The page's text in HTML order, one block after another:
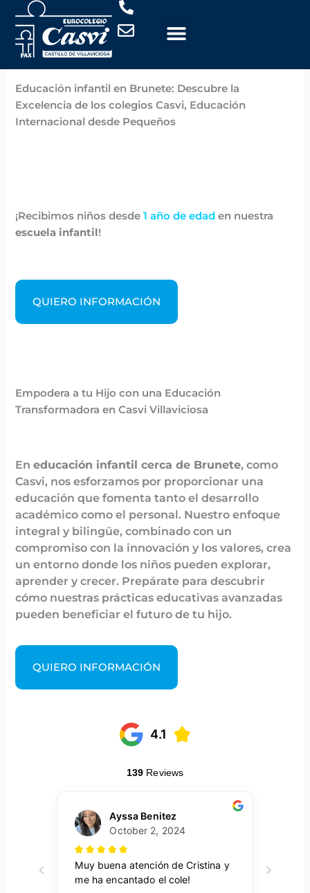
contenido
Por
Casvi/noviembre 6, 2024
Educación infantil en Brunete: Descubre la
Excelencia de los colegios Casvi, Educación
Internacional desde Pequeños
¡Recibimos niños desde1 año de edad en nuestra
escuela infantil!
QUIERO INFORMACIÓN
Empodera a tu Hijo con una Educación
Transformadora en Casvi Villaviciosa
Eneducación infantil cerca de Brunete, como
Casvi, nos esforzamos por proporcionar una
educación que fomenta tanto el desarrollo
académico como el personal. Nuestro enfoque
integral y bilingüe, combinado con un
compromiso con la innovación y los valores, crea
un entorno donde los niños pueden explorar,
aprender y crecer. Prepárate para descubrir
cómo nuestras prácticas educativas avanzadas
pueden beneficiar el futuro de tu hijo.
QUIERO INFORMACIÓN